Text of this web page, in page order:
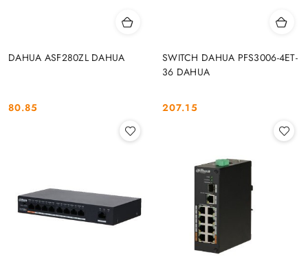
DAHUA ASF280ZL DAHUA
Cena:
80.85
SWITCH DAHUA PFS3006-4ET-
36 DAHUA
Cena:
207.15